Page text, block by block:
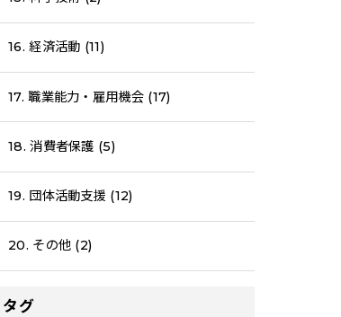
16. 経済活動 (11)
17. 職業能力・雇用機会 (17)
18. 消費者保護 (5)
19. 団体活動支援 (12)
20. その他 (2)
タグ